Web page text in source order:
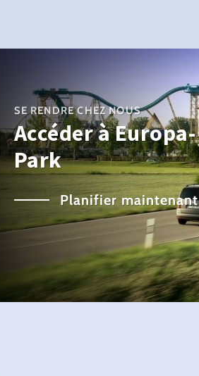
SE RENDRE CHEZ NOUS
Accéder à Europa-
Park
Planifier maintenant